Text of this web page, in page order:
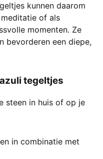
kunnen daarom
of als
momenten. Ze
bevorderen een diepe,
tegeltjes
steen in huis of op je
in combinatie met